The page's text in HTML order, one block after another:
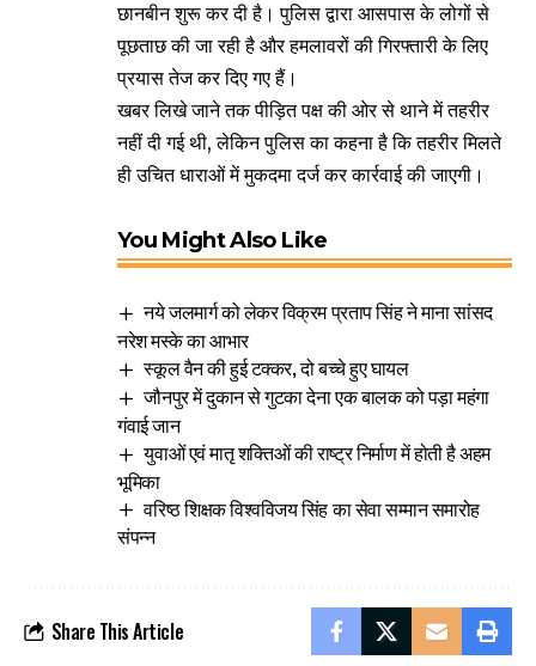
छानबीन शुरू कर दी है। पुलिस द्वारा आसपास के लोगों से
पूछताछ की जा रही है और हमलावरों की गिरफ्तारी के लिए
प्रयास तेज कर दिए गए हैं।
खबर लिखे जाने तक पीड़ित पक्ष की ओर से थाने में तहरीर
नहीं दी गई थी, लेकिन पुलिस का कहना है कि तहरीर मिलते
ही उचित धाराओं में मुकदमा दर्ज कर कार्रवाई की जाएगी।
You Might Also Like
नये जलमार्ग को लेकर विक्रम प्रताप सिंह ने माना सांसद
नरेश मस्के का आभार
स्कूल वैन की हुई टक्कर, दो बच्चे हुए घायल
जौनपुर में दुकान से गुटका देना एक बालक को पड़ा महंगा
गंवाई जान
युवाओं एवं मातृ शक्तिओं की राष्ट्र निर्माण में होती है अहम
भूमिका
वरिष्ठ शिक्षक विश्वविजय सिंह का सेवा सम्मान समारोह
संपन्न
Share This Article